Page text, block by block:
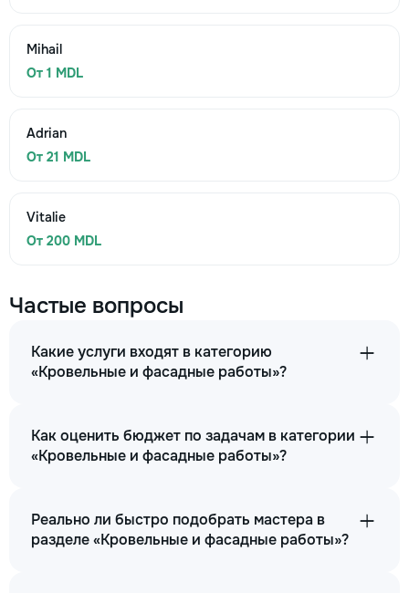
Mihail
От 1 MDL
Adrian
От 21 MDL
Vitalie
От 200 MDL
Частые вопросы
Какие услуги входят в категорию
«Кровельные и фасадные работы»?
Как оценить бюджет по задачам в категории
«Кровельные и фасадные работы»?
Реально ли быстро подобрать мастера в
разделе «Кровельные и фасадные работы»?